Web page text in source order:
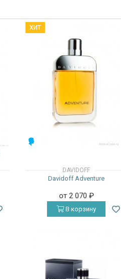
ХИТ
DAVIDOFF
Davidoff Adventure
от 2 070 ₽
В корзину